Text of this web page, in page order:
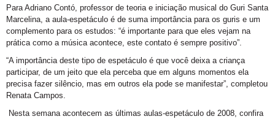
Para Adriano Contó, professor de teoria e iniciação musical do Guri Santa
Marcelina, a aula-espetáculo é de suma importância para os guris e um
complemento para os estudos: “é importante para que eles vejam na
prática como a música acontece, este contato é sempre positivo”.
“A importância deste tipo de espetáculo é que você deixa a criança
participar, de um jeito que ela perceba que em alguns momentos ela
precisa fazer silêncio, mas em outros ela pode se manifestar”, completou
Renata Campos.
Nesta semana acontecem as últimas aulas-espetáculo de 2008, confira